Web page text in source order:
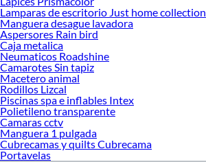
Lamparas de escritorio Just home collection
Manguera desague lavadora
Aspersores Rain bird
Caja metalica
Neumaticos Roadshine
Camarotes Sin tapiz
Macetero animal
Rodillos Lizcal
Piscinas spa e inflables Intex
Polietileno transparente
Camaras cctv
Manguera 1 pulgada
Cubrecamas y quilts Cubrecama
Portavelas